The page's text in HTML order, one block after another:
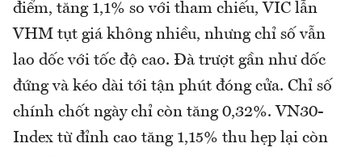
điểm, tăng 1,1% so với tham chiếu, VIC lẫn
VHM tụt giá không nhiều, nhưng chỉ số vẫn
lao dốc với tốc độ cao. Đà trượt gần như dốc
đứng và kéo dài tới tận phút đóng cửa. Chỉ số
chính chốt ngày chỉ còn tăng 0,32%. VN30-
Index từ đỉnh cao tăng 1,15% thu hẹp lại còn